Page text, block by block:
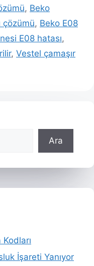
, Beko
çözümü, Beko E08
E08 hatası,
, Vestel çamaşır
Ara
İşareti Yanıyor